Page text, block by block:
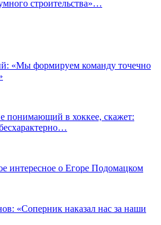
строительства»…
«Мы формируем команду точечно
понимающий в хоккее, скажет:
интересное о Егоре Подомацком
«Соперник наказал нас за наши